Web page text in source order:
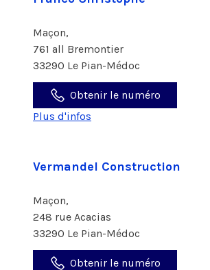
Maçon,
761 all Bremontier
33290 Le Pian-Médoc
Obtenir le numéro
Plus d'infos
Vermandel Construction
Maçon,
248 rue Acacias
33290 Le Pian-Médoc
Obtenir le numéro